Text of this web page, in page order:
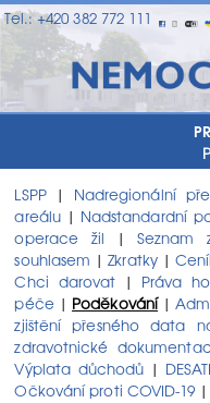
Tel.: +420 382 772 111
LSPP| Nadregionální
areálu| Nadstandardní
operace žil | Seznam
souhlasem |Zkratky|
Chci darovat | Práva
péče| Poděkování|
zjištění přesného data
zdravotnické
Výplata důchodů |
Očkování proti COVID-19 |